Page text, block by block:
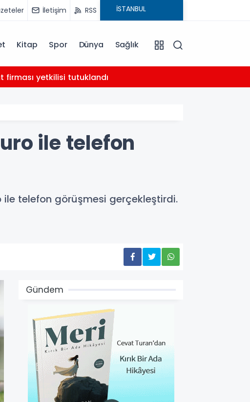
İletişim RSS
Kitap Spor Dünya Sağlık
firması yetkilisi tutuklandı
ile telefon
ile telefon görüşmesi gerçekleştirdi.
Gündem